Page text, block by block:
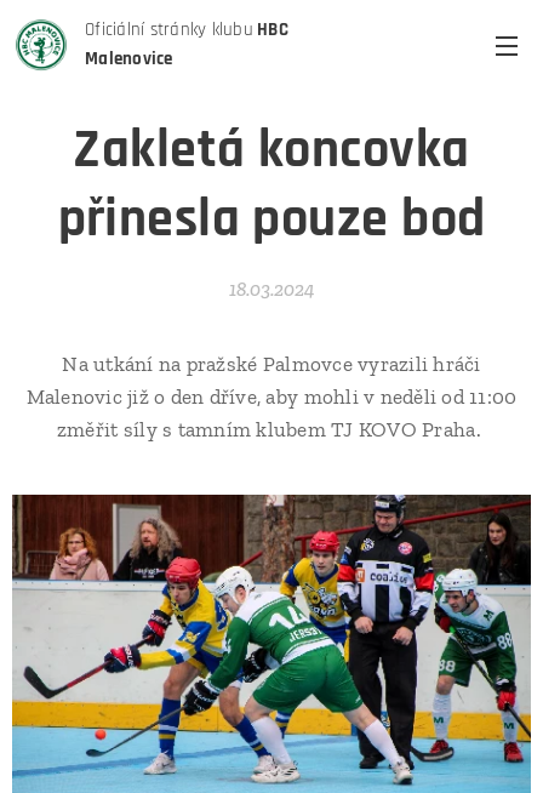
Oficiální stránky klubu HBC
Malenovice
Zakletá koncovka
přinesla pouze bod
18.03.2024
Na utkání na pražské Palmovce vyrazili hráči
Malenovic již o den dříve, aby mohli v neděli od 11:00
změřit síly s tamním klubem TJ KOVO Praha.